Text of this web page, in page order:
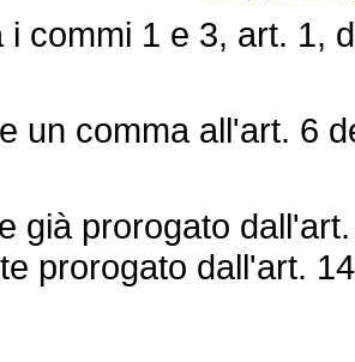
i commi 1 e 3, art. 1,
un comma all'art. 6
già prorogato
prorogato dall'art.